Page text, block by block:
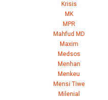
Krisis
MK
MPR
Mahfud MD
Maxim
Medsos
Menhan
Menkeu
Mensi Tiwe
Milenial